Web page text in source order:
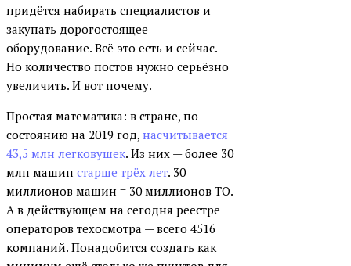
придётся набирать специалистов и
закупать дорогостоящее
оборудование. Всё это есть и сейчас.
Но количество постов нужно серьёзно
увеличить. И вот почему.
Простая математика: в стране, по
состоянию на 2019 год, насчитывается
43,5 млн легковушек. Из них — более 30
млн машин старше трёх лет. 30
миллионов машин = 30 миллионов ТО.
А в действующем на сегодня реестре
операторов техосмотра — всего 4516
компаний. Понадобится создать как